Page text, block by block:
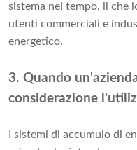
sistema nel tempo, il che
utenti commerciali e
energetico.
3. Quando
considerazione
I sistemi di accumulo di